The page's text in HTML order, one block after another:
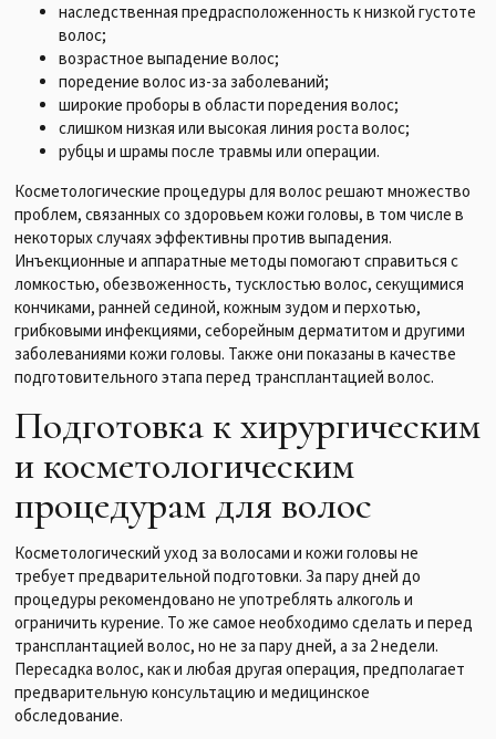
наследственная предрасположенность к низкой густоте
волос;
возрастное выпадение волос;
поредение волос из-за заболеваний;
широкие проборы в области поредения волос;
слишком низкая или высокая линия роста волос;
рубцы и шрамы после травмы или операции.
Косметологические процедуры для волос решают множество
проблем, связанных со здоровьем кожи головы, в том числе в
некоторых случаях эффективны против выпадения.
Инъекционные и аппаратные методы помогают справиться с
ломкостью, обезвоженность, тусклостью волос, секущимися
кончиками, ранней сединой, кожным зудом и перхотью,
грибковыми инфекциями, себорейным дерматитом и другими
заболеваниями кожи головы. Также они показаны в качестве
подготовительного этапа перед трансплантацией волос.
Подготовка к хирургическим
и косметологическим
процедурам для волос
Косметологический уход за волосами и кожи головы не
требует предварительной подготовки. За пару дней до
процедуры рекомендовано не употреблять алкоголь и
ограничить курение. То же самое необходимо сделать и перед
трансплантацией волос, но не за пару дней, а за 2 недели.
Пересадка волос, как и любая другая операция, предполагает
предварительную консультацию и медицинское
обследование.